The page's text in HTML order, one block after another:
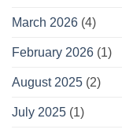
March 2026 (4)
February 2026 (1)
August 2025 (2)
July 2025 (1)